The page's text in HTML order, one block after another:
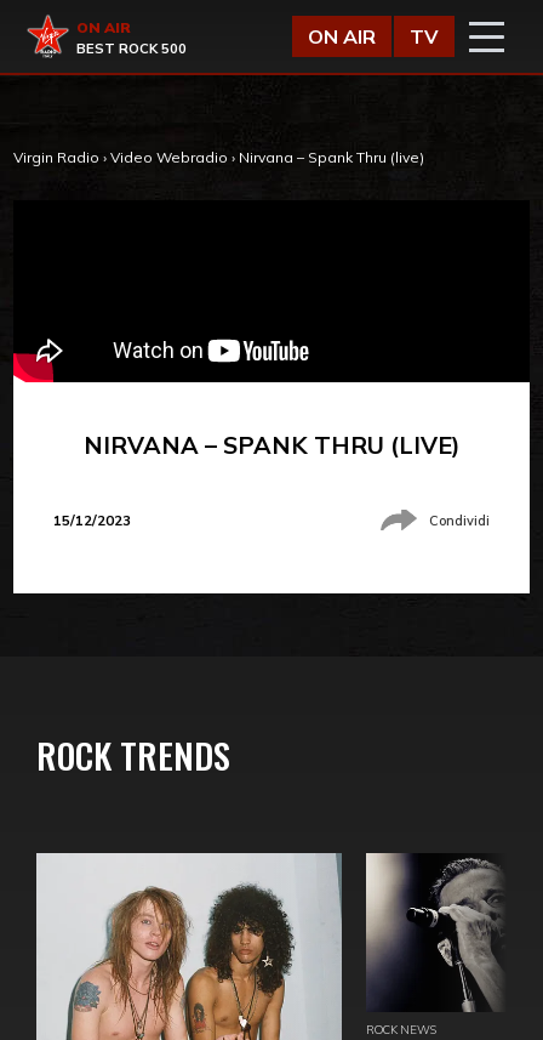
Virgin Radio
ON AIR
BEST ROCK 500
ON AIR TV
Virgin Radio › Video Webradio › Nirvana – Spank Thru (live)
NIRVANA – SPANK THRU (LIVE)
15/12/2023 Condividi
ROCK TRENDS
ROCK NEWS